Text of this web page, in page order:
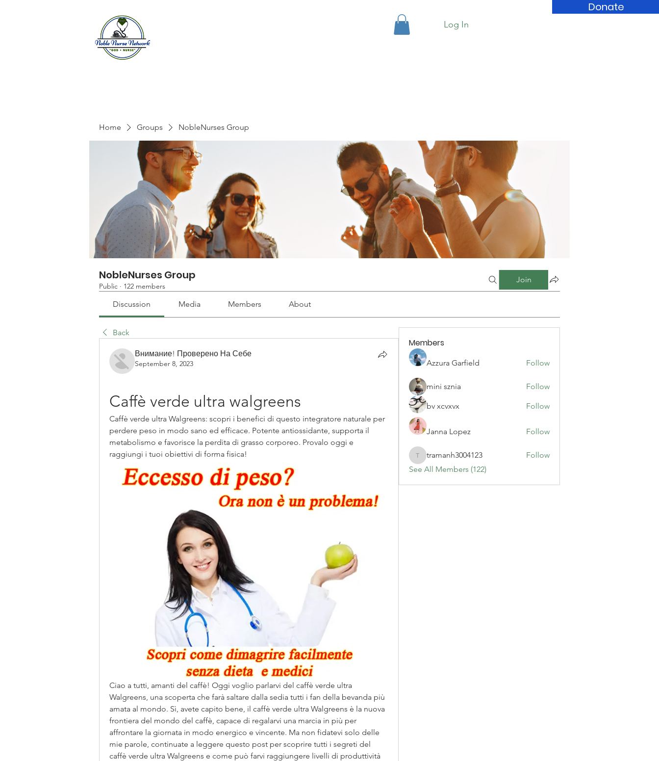
Donate
Log In
Home Groups NobleNurses Group
NobleNurses Group
Public · 122 members
Join
Discussion Media Members About
Back
Внимание! Проверено На Себе
September 8, 2023
Caffè verde ultra walgreens
Caffè verde ultra Walgreens: scopri i benefici di questo integratore naturale per
perdere peso in modo sano ed efficace. Potente antiossidante, supporta il
metabolismo e favorisce la perdita di grasso corporeo. Provalo oggi e
raggiungi i tuoi obiettivi di forma fisica!
Ciao a tutti, amanti del caffè! Oggi voglio parlarvi del caffè verde ultra
Walgreens, una scoperta che farà saltare dalla sedia tutti i fan della bevanda più
amata al mondo. Sì, avete capito bene, il caffè verde ultra Walgreens è la nuova
frontiera del mondo del caffè, capace di regalarvi una marcia in più per
affrontare la giornata in modo energico e vincente. Ma non fidatevi solo delle
mie parole, continuate a leggere questo post per scoprire tutti i segreti del
caffè verde ultra Walgreens e come può farvi raggiungere livelli di produttività
Members
Azzura Garfield Follow
mini sznia Follow
bv xcvxvx Follow
Janna Lopez Follow
tramanh3004123
tramanh3004123
Follow
See All Members (122)